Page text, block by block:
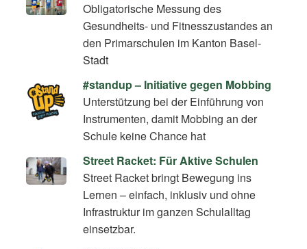
Obligatorische Messung des
Gesundheits- und Fitnesszustandes an
den Primarschulen im Kanton Basel-
Stadt
#standup – Initiative gegen Mobbing
Unterstützung bei der Einführung von
Instrumenten, damit Mobbing an der
Schule keine Chance hat
Street Racket: Für Aktive Schulen
Street Racket bringt Bewegung ins
Lernen – einfach, inklusiv und ohne
Infrastruktur im ganzen Schulalltag
einsetzbar.